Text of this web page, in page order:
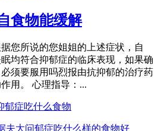
食物能缓解
您所说的您姐姐的上述症状，自
均符合抑郁症的临床表现，如果确
须要服用吗烈报由抗抑郁的治疗药
用。 心理指导：...
郁症吃什么食物